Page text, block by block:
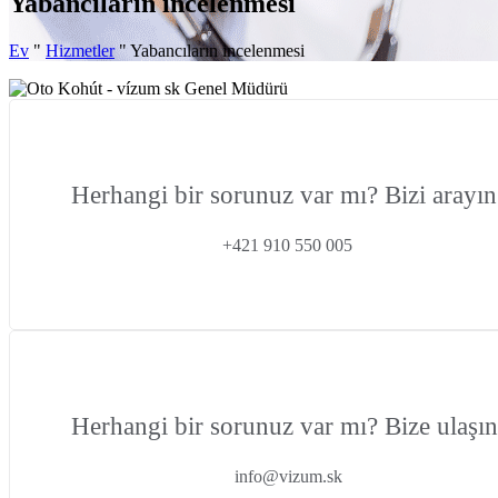
Ev " Hizmetler" Yabancıların incelenmesi
Herhangi bir sorunuz var mı? Bizi
+421 910 550 005
Herhangi bir sorunuz var mı? Bize
info@vizum.sk